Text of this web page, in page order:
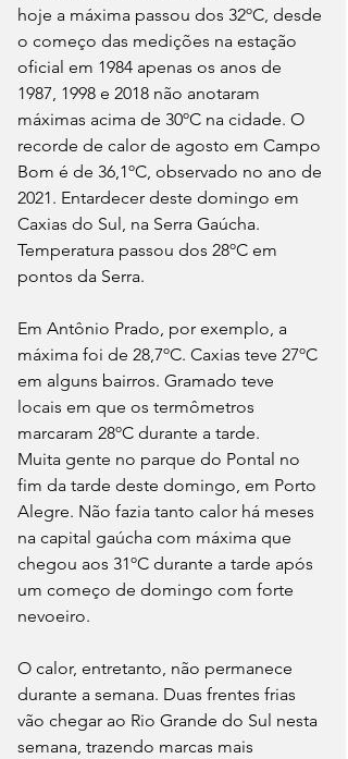
hoje a máxima passou dos 32ºC, desde
o começo das medições na estação
oficial em 1984 apenas os anos de
1987, 1998 e 2018 não anotaram
máximas acima de 30ºC na cidade. O
recorde de calor de agosto em Campo
Bom é de 36,1ºC, observado no ano de
2021. Entardecer deste domingo em
Caxias do Sul, na Serra Gaúcha.
Temperatura passou dos 28ºC em
pontos da Serra.
Em Antônio Prado, por exemplo, a
máxima foi de 28,7ºC. Caxias teve 27ºC
em alguns bairros. Gramado teve
locais em que os termômetros
marcaram 28ºC durante a tarde.
Muita gente no parque do Pontal no
fim da tarde deste domingo, em Porto
Alegre. Não fazia tanto calor há meses
na capital gaúcha com máxima que
chegou aos 31ºC durante a tarde após
um começo de domingo com forte
nevoeiro.
O calor, entretanto, não permanece
durante a semana. Duas frentes frias
vão chegar ao Rio Grande do Sul nesta
semana, trazendo marcas mais